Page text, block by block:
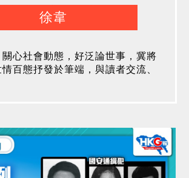
徐韋
心社會動態，好泛論世事，冀將
百態抒發於筆端，與讀者交流、